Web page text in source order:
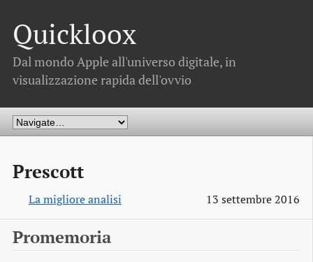
Quickloox
Dal mondo Apple all'universo digitale, in
visualizzazione rapida dell'ovvio
Prescott
La migliore analisi 13 settembre 2016
Promemoria